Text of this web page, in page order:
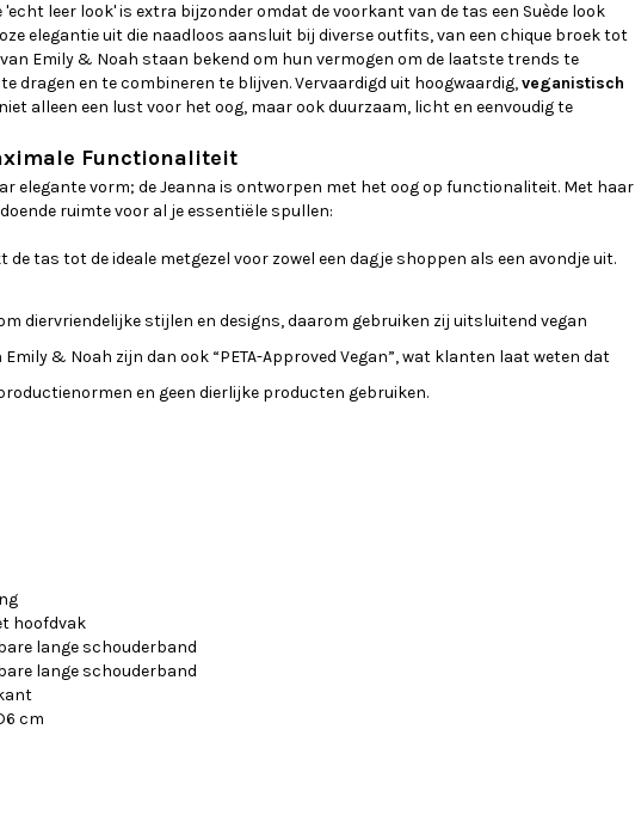
leer look' is extra bijzonder omdat de voorkant van de tas een Suède look
elegantie uit die naadloos aansluit bij diverse outfits, van een chique broek tot
Emily & Noah staan bekend om hun vermogen om de laatste trends te
dragen en te combineren te blijven. Vervaardigd uit hoogwaardig,veganistisch
alleen een lust voor het oog, maar ook duurzaam, licht en eenvoudig te
Functionaliteit
elegante vorm; de Jeanna is ontworpen met het oog op functionaliteit. Met haar
ruimte voor al je essentiële spullen:
tas tot de ideale metgezel voor zowel een dagje shoppen als een avondje uit.
diervriendelijke stijlen en designs, daarom gebruiken zij uitsluitend vegan
& Noah zijn dan ook “PETA-Approved Vegan”, wat klanten laat weten dat
en geen dierlijke producten gebruiken.
hoofdvak
lange schouderband
lange schouderband
cm